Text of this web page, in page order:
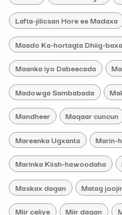
Lafta-jilicsan Hore ee Madaxa
Maado Ka-hortagta Dhiig-baxa
Maanka iyo Dabeecada
Madowga Sambabada
Mandheer Maqaar cuncun
Mareenka Ugxanta Marin-
Marinka Kiish-hawoodaha
Maskax dagan Matag
Miir celiye Miir dagan